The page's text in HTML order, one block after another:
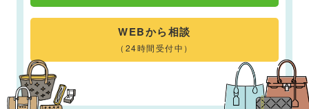
WEBから相談
（24時間受付中）